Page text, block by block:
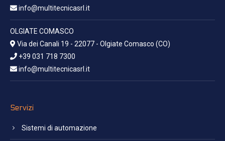
info@multitecnicasrl.it
OLGIATE COMASCO
Via dei Canali 19 - 22077 - Olgiate Comasco (CO)
+39 031 718 7300
info@multitecnicasrl.it
Servizi
Sistemi di automazione